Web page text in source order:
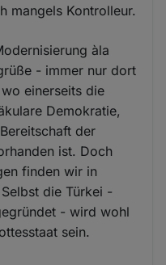
mangels Kontrolleur.
àla
- immer nur dort
einerseits die
Demokratie,
der
ist. Doch
finden wir in
die Türkei -
- wird wohl
sein.